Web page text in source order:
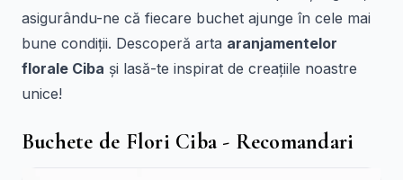
asigurându-ne că fiecare buchet ajunge în cele mai
bune condiții. Descoperă arta aranjamentelor
florale Ciba și lasă-te inspirat de creațiile noastre
unice!
Buchete de Flori Ciba - Recomandari